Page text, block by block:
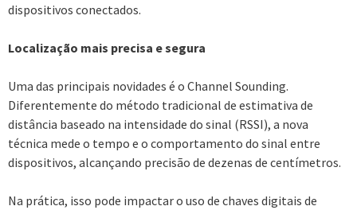
dispositivos conectados.
Localização mais precisa e segura
Uma das principais novidades é o Channel Sounding.
Diferentemente do método tradicional de estimativa de
distância baseado na intensidade do sinal (RSSI), a nova
técnica mede o tempo e o comportamento do sinal entre
dispositivos, alcançando precisão de dezenas de centímetros.
Na prática, isso pode impactar o uso de chaves digitais de